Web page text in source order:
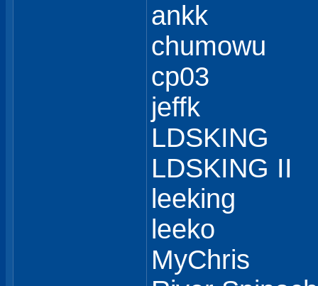
ankk
chumowu
cp03
jeffk
LDSKING
LDSKING II
leeking
leeko
MyChris